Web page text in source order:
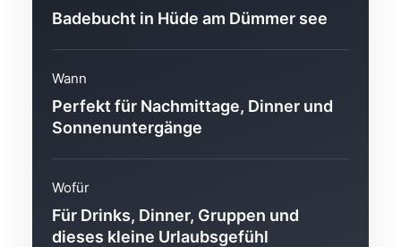
Badebucht in Hüde am Dümmer see
Wann
Perfekt für Nachmittage, Dinner und
Sonnenuntergänge
Wofür
Für Drinks, Dinner, Gruppen und
dieses kleine Urlaubsgefühl